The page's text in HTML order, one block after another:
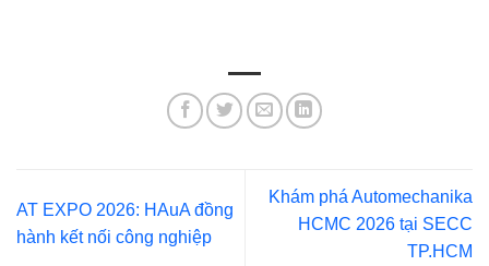
AT EXPO 2026: HAuA đồng
hành kết nối công nghiệp
Khám phá Automechanika
HCMC 2026 tại SECC
TP.HCM